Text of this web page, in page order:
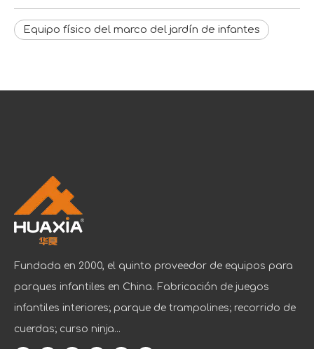
Equipo físico del marco del jardín de infantes
Fundada en 2000, el quinto proveedor de equipos para
parques infantiles en China. Fabricación de juegos
infantiles interiores; parque de trampolines; recorrido de
cuerdas; curso ninja...